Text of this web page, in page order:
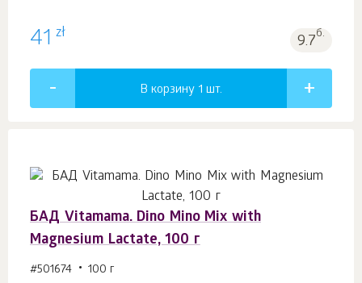
41 zł 9.7б.
В корзину 1 шт.
БАД Vitamama. Dino Mino Mix with
Magnesium Lactate, 100 г
#501674 100 г